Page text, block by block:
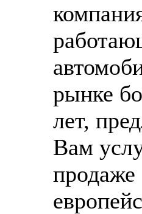
рынке
лет,
Вам
продаже